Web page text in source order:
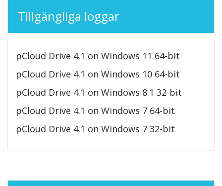
Tillgängliga loggar
pCloud Drive 4.1 on Windows 11 64-bit
pCloud Drive 4.1 on Windows 10 64-bit
pCloud Drive 4.1 on Windows 8.1 32-bit
pCloud Drive 4.1 on Windows 7 64-bit
pCloud Drive 4.1 on Windows 7 32-bit